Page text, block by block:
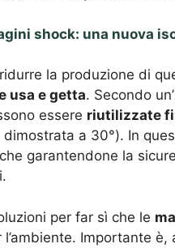
shock: una nuova
la produzione di
usa e getta. Secondo
essere riutilizzate
dimostrata a 30°). In
garantendone la
per far sì che le
Importante